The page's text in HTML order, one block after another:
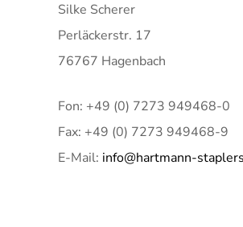
Silke Scherer
Perläckerstr. 17
76767 Hagenbach
Fon: +49 (0) 7273 949468-0
Fax: +49 (0) 7273 949468-9
E-Mail: info@hartmann-